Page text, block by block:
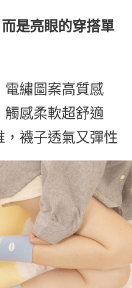
查看運費
是亮眼的穿搭單
電繡圖案高質感
觸感柔軟超舒適
襪子透氣又彈性